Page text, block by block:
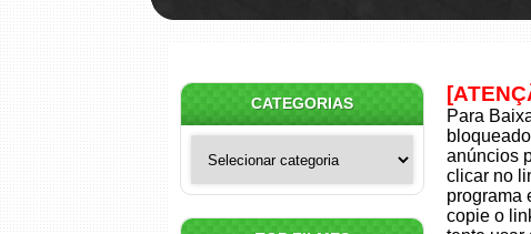
Para
anúncios
clicar no
programa
copie o
CATEGORIAS